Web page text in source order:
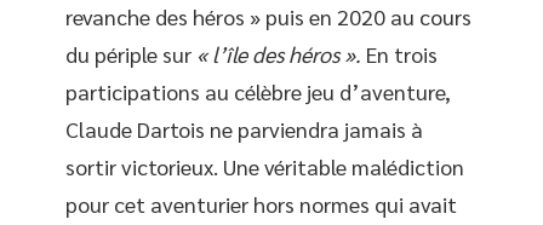
revanche des héros » puis en 2020 au cours
du périple sur « l’île des héros ». En trois
participations au célèbre jeu d’aventure,
Claude Dartois ne parviendra jamais à
sortir victorieux. Une véritable malédiction
pour cet aventurier hors normes qui avait